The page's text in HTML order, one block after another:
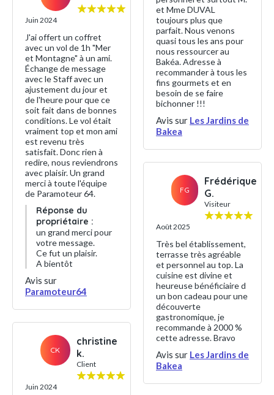
Juin 2024
J'ai offert un coffret
avec un vol de 1h "Mer
et Montagne" à un ami.
Échange de message
avec le Staff avec un
ajustement du jour et
de l'heure pour que ce
soit fait dans de bonnes
conditions. Le vol était
vraiment top et mon ami
est revenu très
satisfait. Donc rien à
redire, nous reviendrons
avec plaisir. Un grand
merci à toute l'équipe
de Paramoteur 64.
Réponse du
propriétaire :
un grand merci pour
votre message.
Ce fut un plaisir.
A bientôt
Avis sur
Paramoteur64
CK
christine
k.
Client
Juin 2024
et Mme DUVAL
toujours plus que
parfait. Nous venons
quasi tous les ans pour
nous ressourcer au
Bakéa. Adresse à
recommander à tous les
fins gourmets et en
besoin de se faire
bichonner !!!
Avis sur Les Jardins de
Bakea
FG
Frédérique
G.
Visiteur
Août 2025
Très bel établissement,
terrasse très agréable
et personnel au top. La
cuisine est divine et
heureuse bénéficiaire d
un bon cadeau pour une
découverte
gastronomique, je
recommande à 2000 %
cette adresse. Bravo
Avis sur Les Jardins de
Bakea